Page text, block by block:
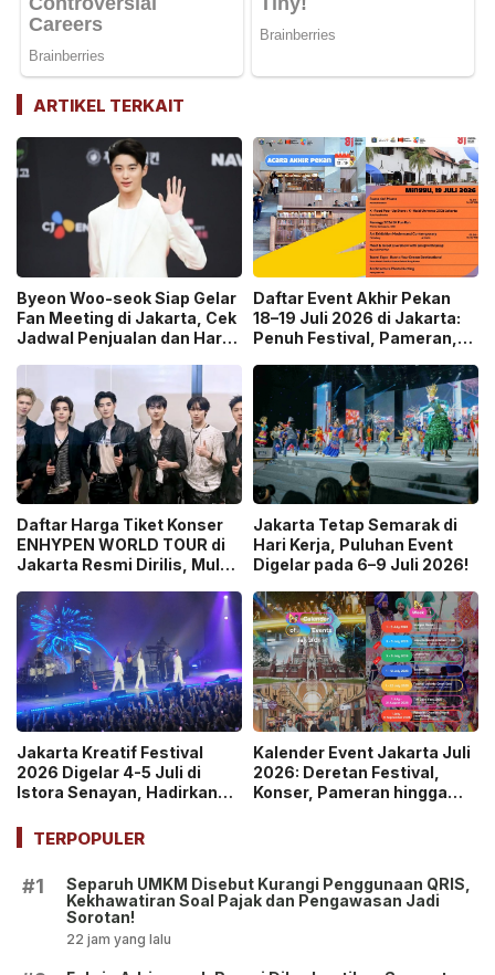
ARTIKEL TERKAIT
Byeon Woo-seok Siap Gelar
Fan Meeting di Jakarta, Cek
Jadwal Penjualan dan Harga
Daftar Event Akhir Pekan
18–19 Juli 2026 di Jakarta:
Penuh Festival, Pameran,
Belanja!
Daftar Harga Tiket Konser
ENHYPEN WORLD TOUR di
Jakarta Resmi Dirilis, Mulai
Jakarta Tetap Semarak di
Hari Kerja, Puluhan Event
Digelar pada 6–9 Juli 2026!
Jakarta Kreatif Festival
2026 Digelar 4-5 Juli di
Istora Senayan, Hadirkan
Farming hingga Padel!
Kalender Event Jakarta Juli
2026: Deretan Festival,
Konser, Pameran hingga
TERPOPULER
#1
Separuh UMKM Disebut Kurangi Penggunaan QRIS,
Kekhawatiran Soal Pajak dan Pengawasan Jadi
Sorotan!
22 jam yang lalu